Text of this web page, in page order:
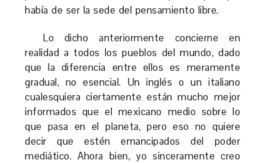
había de ser la sede del pensamiento libre.
Lo dicho anteriormente concierne en
realidad a todos los pueblos del mundo, dado
que la diferencia entre ellos es meramente
gradual, no esencial. Un inglés o un italiano
cualesquiera ciertamente están mucho mejor
informados que el mexicano medio sobre lo
que pasa en el planeta, pero eso no quiere
decir que estén emancipados del poder
mediático. Ahora bien, yo sinceramente creo